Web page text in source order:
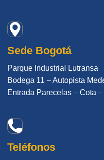
Sede Bogotá
Parque Industrial Lutransa
Bodega 11 – Autopista
Entrada Parecelas – Cota
Teléfonos